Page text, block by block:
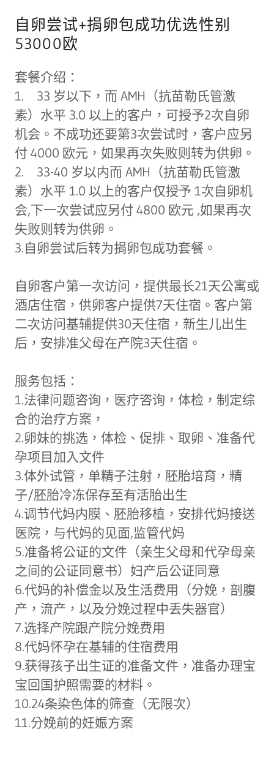
自卵尝试+捐卵包成功优选性别
53000欧
套餐介绍：
1. 33 岁以下，而 AMH（抗苗勒氏管激
素）水平 3.0 以上的客户，可授予2次自卵
机会。不成功还要第3次尝试时，客户应另
付 4000 欧元，如果再次失败则转为供卵。
2. 33-40 岁以内而 AMH（抗苗勒氏管激
素）水平 1.0 以上的客户仅授予 1次自卵机
会,下一次尝试应另付 4800 欧元 ,如果再次
失败则转为供卵。
3.自卵尝试后转为捐卵包成功套餐。
自卵客户第一次访问，提供最长21天公寓或
酒店住宿，供卵客户提供7天住宿。客户第
二次访问基辅提供30天住宿，新生儿出生
后，安排准父母在产院3天住宿。
服务包括：
1.法律问题咨询，医疗咨询，体检，制定综
合的治疗方案，
2.卵妹的挑选，体检、促排、取卵、准备代
孕项目加入文件
3.体外试管，单精子注射，胚胎培育，精
子/胚胎冷冻保存至有活胎出生
4.调节代妈内膜、胚胎移植，安排代妈接送
医院，与代妈的见面,监管代妈
5.准备将公证的文件（亲生父母和代孕母亲
之间的公证同意书）妇产后公证同意
6.代妈的补偿金以及生活费用（分娩，剖腹
产，流产，以及分娩过程中丢失器官）
7.选择产院跟产院分娩费用
8.代妈怀孕在基辅的住宿费用
9.获得孩子出生证的准备文件，准备办理宝
宝回国护照需要的材料。
10.24条染色体的筛查（无限次）
11.分娩前的妊娠方案